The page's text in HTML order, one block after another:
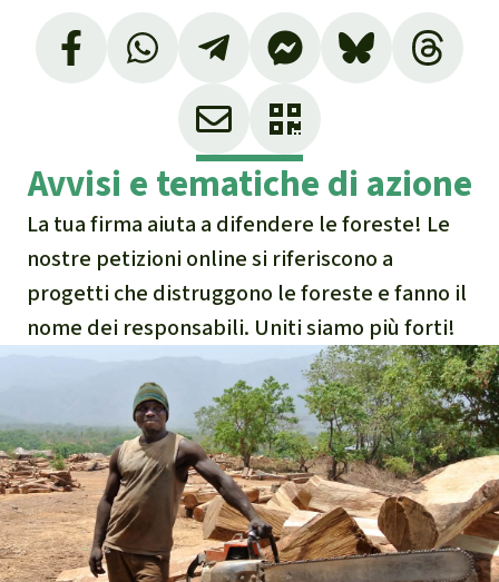
Cambiamento climatico
Avvisi e tematiche di azione
La tua firma aiuta a difendere le foreste! Le
nostre petizioni online si riferiscono a
progetti che distruggono le foreste e fanno il
nome dei responsabili. Uniti siamo più forti!